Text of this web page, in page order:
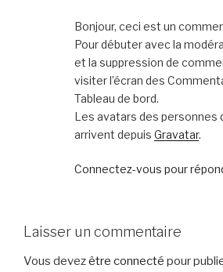
Bonjour, ceci est un
Pour débuter avec la
et la suppression de
visiter l’écran des
Tableau de bord.
Les avatars des personnes
arrivent depuis Gravatar.
Connectez-vous pour
Laisser un commentaire
Vous devezêtre connecté pour